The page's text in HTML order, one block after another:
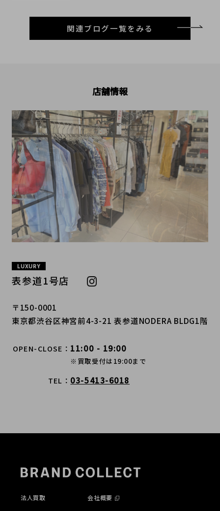
関連ブログ一覧をみる
店舗情報
LUXURY
表参道1号店
〒150-0001
東京都渋谷区神宮前4-3-21 表参道NODERA BLDG1階
OPEN-CLOSE 11:00 - 19:00
※買取受付は19:00まで
TEL 03-5413-6018
法人買取
会社概要